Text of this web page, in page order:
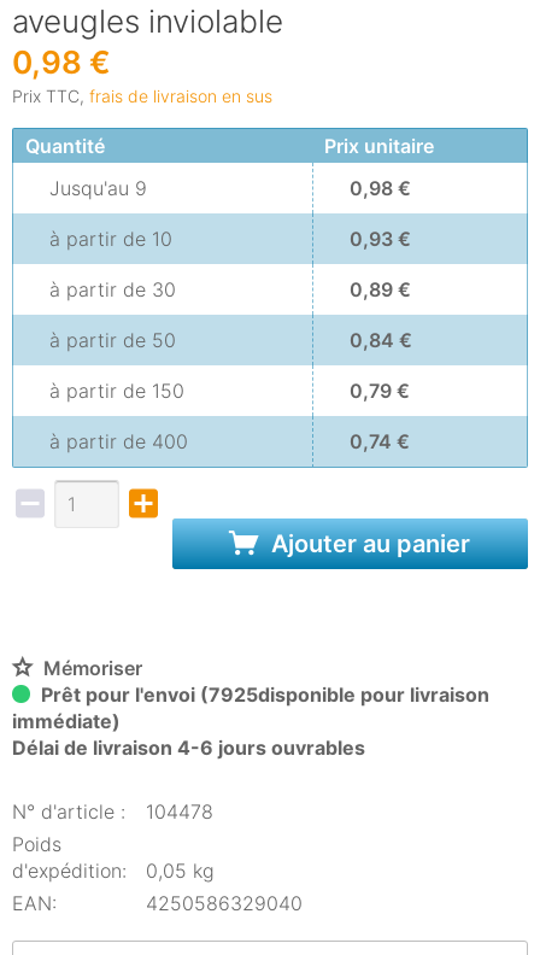
aveugles inviolable
0,98 €
Prix TTC, frais de livraison en sus
Quantité
Prix unitaire
Jusqu'au 9 0,98 €
à partir de 10 0,93 €
à partir de 30 0,89 €
à partir de 50 0,84 €
à partir de 150 0,79 €
à partir de 400 0,74 €
Ajouter au panier
Mémoriser
Prêt pour l'envoi (7925disponible pour livraison
immédiate)
Délai de livraison 4-6 jours ouvrables
N° d'article :
104478
Poids
d'expédition:
0,05 kg
EAN:
4250586329040